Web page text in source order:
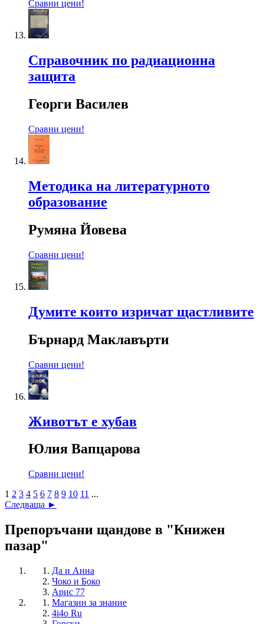
Сравни цени!
Справочник по радиационна
защита
Георги Василев
Сравни цени!
Методика на литературното
образование
Румяна Йовева
Сравни цени!
Думите които изричат щастливите
Бърнард Маклавърти
Сравни цени!
Животът е хубав
Юлия Вапцарова
Сравни цени!
1 2 3 4 5 6 7 8 9 10 11 ...
Следваща ►
Препоръчани щандове в "Книжен
пазар"
Да и Анна
Чоко и Боко
Арис 77
Магазин за знание
4i4o Ru